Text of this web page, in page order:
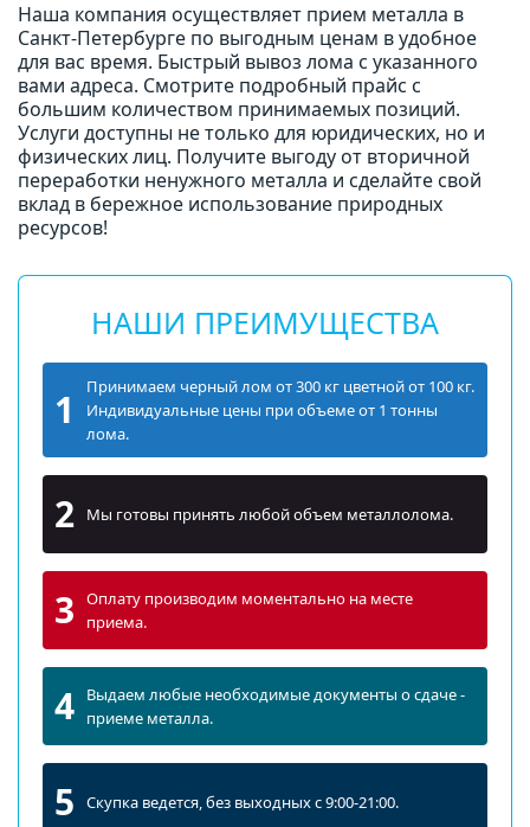
Наша компания осуществляет прием металла в
Санкт-Петербурге по выгодным ценам в удобное
для вас время. Быстрый вывоз лома с указанного
вами адреса. Смотрите подробный прайс с
большим количеством принимаемых позиций.
Услуги доступны не только для юридических, но и
физических лиц. Получите выгоду от вторичной
переработки ненужного металла и сделайте свой
вклад в бережное использование природных
ресурсов!
НАШИ ПРЕИМУЩЕСТВА
1
Принимаем черный лом от 300 кг цветной от 100 кг.
Индивидуальные цены при объеме от 1 тонны
лома.
2 Мы готовы принять любой объем металлолома.
3
Оплату производим моментально на месте
приема.
4
Выдаем любые необходимые документы о сдаче -
приеме металла.
5 Скупка ведется, без выходных с 9:00-21:00.